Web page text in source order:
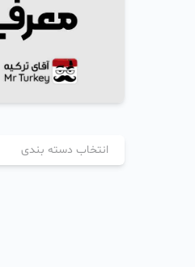
انتخاب دسته بندی